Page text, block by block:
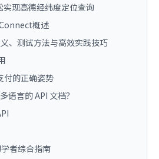
实现高德经纬度定位查询
概述
、测试方法与高效实践技巧
付的正确姿势
语言的 API 文档？
者综合指南